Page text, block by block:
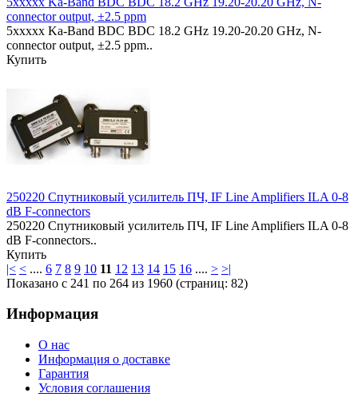
connector output, ±2.5 ppm
5xxxxx Ka-Band BDC BDC 18.2 GHz 19.20-20.20 GHz, N-
connector output, ±2.5 ppm..
Купить
250220 Спутниковый усилитель ПЧ, IF Line Amplifiers ILA 0-8
dB F-connectors
250220 Спутниковый усилитель ПЧ, IF Line Amplifiers ILA 0-8
dB F-connectors..
Купить
|< < .... 6 7 8 9 10 11 12 13 14 15 16 .... > >|
Показано с 241 по 264 из 1960 (страниц: 82)
Информация
О нас
Информация о доставке
Гарантия
Условия соглашения